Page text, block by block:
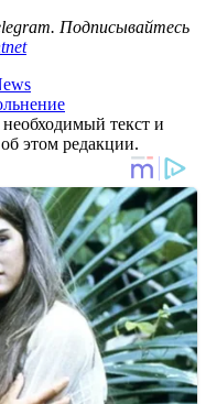
Подписывайтесь
текст и
этом редакции.